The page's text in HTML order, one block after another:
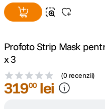
Profoto Strip Mask
x 3
(0 recenzii)
31900 lei